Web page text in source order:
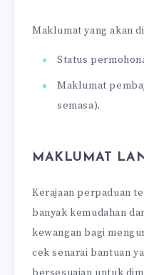
Maklumat yang akan
Status
Maklumat
semasa).
MAKLUMAT
Kerajaan perpaduan
banyak kemudahan
kewangan bagi
cek senarai bantuan